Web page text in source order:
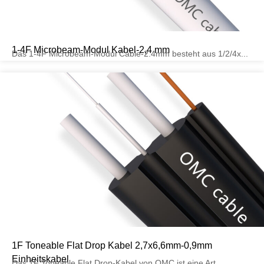
1-4F Microbeam-Modul Kabel-2,4 mm
Das 1-4F Microbeam-Modul Cable-2.4mm besteht aus 1/2/4x...
1F Toneable Flat Drop Kabel 2,7x6,6mm-0,9mm
Einheitskabel